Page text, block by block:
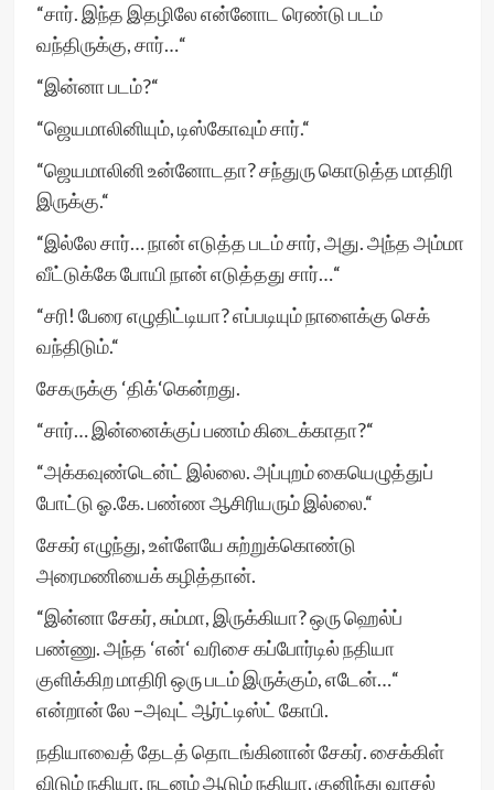
“சார். இந்த இதழிலே என்னோட ரெண்டு படம்
வந்திருக்கு, சார்…“
“இன்னா படம்?“
“ஜெயமாலினியும், டிஸ்கோவும் சார்.“
“ஜெயமாலினி உன்னோடதா? சந்துரு கொடுத்த மாதிரி
இருக்கு.“
“இல்லே சார்… நான் எடுத்த படம் சார், அது. அந்த அம்மா
வீட்டுக்கே போயி நான் எடுத்தது சார்…“
“சரி! பேரை எழுதிட்டியா? எப்படியும் நாளைக்கு செக்
வந்திடும்.“
சேகருக்கு ‘திக்‘கென்றது.
“சார்… இன்னைக்குப் பணம் கிடைக்காதா?“
“அக்கவுண்டென்ட் இல்லை. அப்புறம் கையெழுத்துப்
போட்டு ஓ.கே. பண்ண ஆசிரியரும் இல்லை.“
சேகர் எழுந்து, உள்ளேயே சுற்றுக்கொண்டு
அரைமணியைக் கழித்தான்.
“இன்னா சேகர், சும்மா, இருக்கியா? ஒரு ஹெல்ப்
பண்ணு. அந்த ‘என்‘ வரிசை கப்போர்டில் நதியா
குளிக்கிற மாதிரி ஒரு படம் இருக்கும், எடேன்…“
என்றான் லே –அவுட் ஆர்ட்டிஸ்ட் கோபி.
நதியாவைத் தேடத் தொடங்கினான் சேகர். சைக்கிள்
விடும் நதியா, நடனம் ஆடும் நதியா, குனிந்து வாசல்